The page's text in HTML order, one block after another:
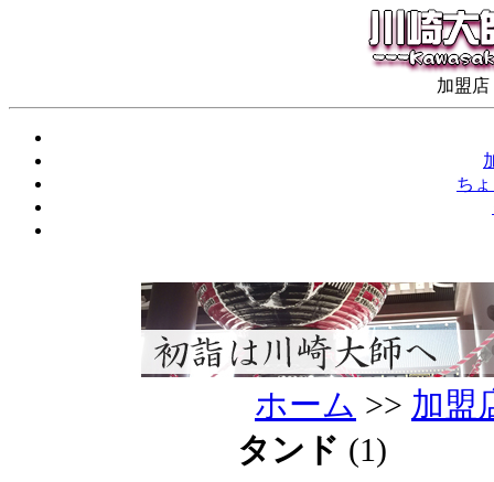
加盟店
ち
ホーム >> 加盟
タンド (1)